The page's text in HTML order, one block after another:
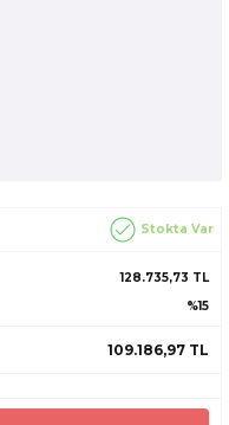
Stokta Var
128.735,73 TL
%15
109.186,97 TL